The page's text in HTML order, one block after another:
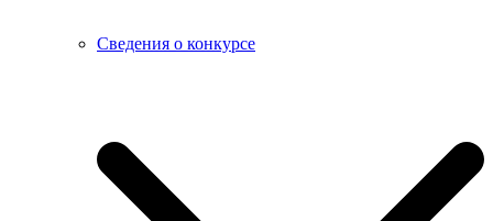
Сведения о конкурсе